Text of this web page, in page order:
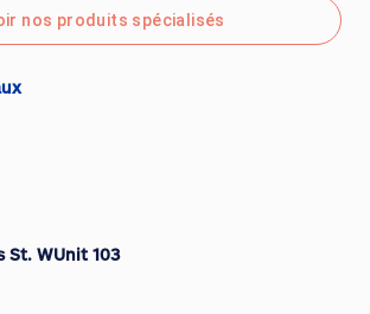
nos produits spécialisés
St. WUnit 103